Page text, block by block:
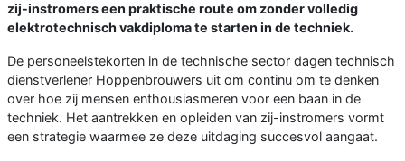
zij-instromers een praktische route om zonder volledig
elektrotechnisch vakdiploma te starten in de techniek.
De personeelstekorten in de technische sector dagen technisch
dienstverlener Hoppenbrouwers uit om continu om te denken
over hoe zij mensen enthousiasmeren voor een baan in de
techniek. Het aantrekken en opleiden van zij-instromers vormt
een strategie waarmee ze deze uitdaging succesvol aangaat.